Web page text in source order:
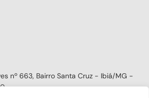
nº 663, Bairro Santa Cruz - Ibiá/MG -